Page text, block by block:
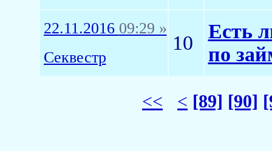
22.11.2016 09:29 »
Секвестр
10
Есть
по
<< < [89] [90]